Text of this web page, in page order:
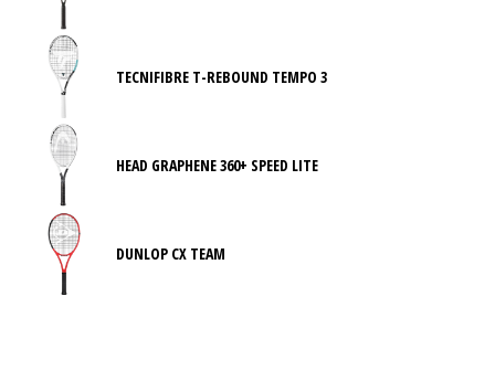
TECNIFIBRE T-REBOUND TEMPO 3
HEAD GRAPHENE 360+ SPEED LITE
DUNLOP CX TEAM